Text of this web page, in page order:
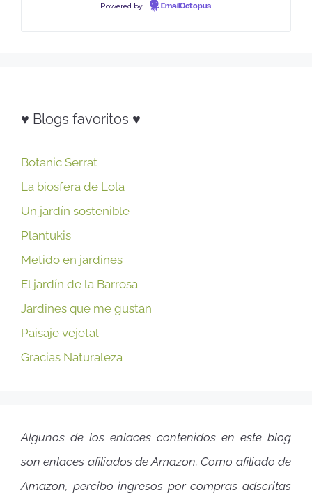
Powered by EmailOctopus
♥ Blogs favoritos ♥
Botanic Serrat
La biosfera de Lola
Un jardín sostenible
Plantukis
Metido en jardines
El jardín de la Barrosa
Jardines que me gustan
Paisaje vejetal
Gracias Naturaleza
Algunos de los enlaces contenidos en este blog
son enlaces afiliados de Amazon. Como afiliado de
Amazon, percibo ingresos por compras adscritas